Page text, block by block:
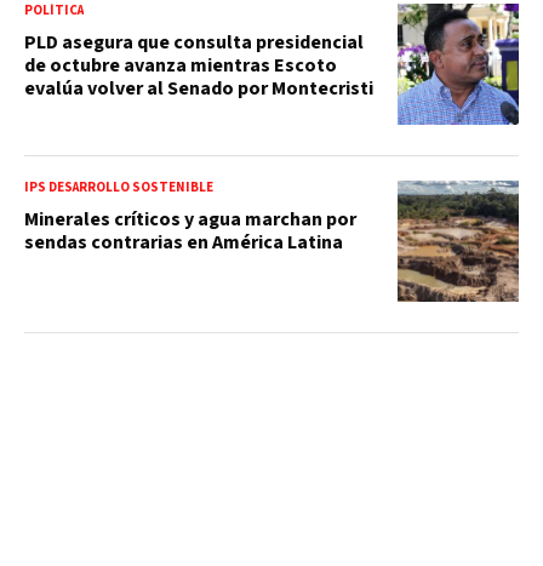
POLÍTICA
PLD asegura que consulta presidencial
de octubre avanza mientras Escoto
evalúa volver al Senado por Montecristi
IPS DESARROLLO SOSTENIBLE
Minerales críticos y agua marchan por
sendas contrarias en América Latina